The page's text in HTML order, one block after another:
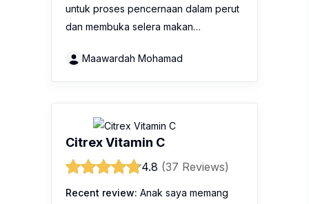
untuk proses pencernaan dalam perut
dan membuka selera makan…
Maawardah Mohamad
Citrex Vitamin C
4.8 (37 Reviews)
Recent review: Anak saya memang